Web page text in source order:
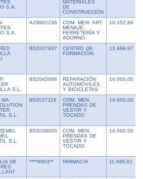
S.A.
MATERIALES
DE
CONSTRUCCIÓN
S.A.
A29902236
COM. MEN. ART.
MENAJE,
FERRETERÍA Y
ADORNO
10.152,86
B52007937
CENTRO DE
FORMACIÓN
13.999,97
S.L.
B52042066
REPARACIÓN
AUTOMÓVILES
Y BICICLETAS
14.000,00
MA
S.L.
B52037116
COM. MEN.
PRENDAS DE
VESTIR Y
TOCADO
14.000,00
S.L.
B52039005
COM. MEN.
PRENDAS DE
VESTIR Y
TOCADO
14.000,00
DE
****9903** FARMACIA 11.686,81